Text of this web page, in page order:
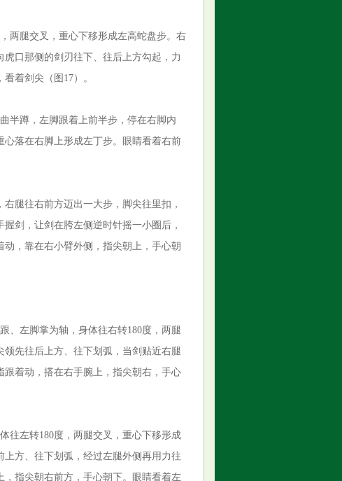
两腿交叉，重心下移形成左高蛇盘步。右
口那侧的剑刃往下、往后上方勾起，力
着剑尖（图17）。
半蹲，左脚跟着上前半步，停在右脚内
落在右脚上形成左丁步。眼睛看着右前
腿往右前方迈出一大步，脚尖往里扣，
剑，让剑在胯左侧逆时针摇一小圈后，
，靠在右小臂外侧，指尖朝上，手心朝
、左脚掌为轴，身体往右转180度，两腿
先往后上方、往下划弧，当剑贴近右腿
着动，搭在右手腕上，指尖朝右，手心
往左转180度，两腿交叉，重心下移形成
方、往下划弧，经过左腿外侧再用力往
指尖朝右前方，手心朝下。眼睛看着左